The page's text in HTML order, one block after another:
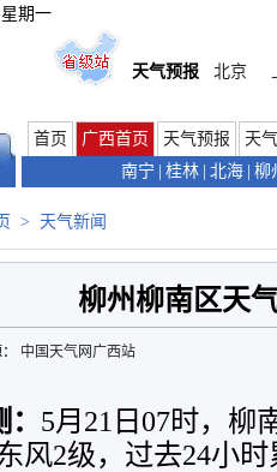
星期一
天气预报 北京
首页 广西首页 天气预报
天
南宁
桂林 北海 柳
> 天气新闻
柳州柳南区天
中国天气网广西站
5月21日07时，柳
风2级，过去24小